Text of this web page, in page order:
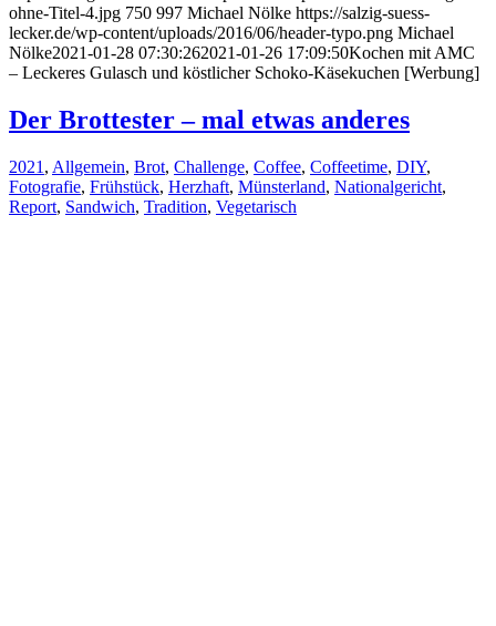
ohne-Titel-4.jpg 750 997 Michael Nölke https://salzig-suess-
lecker.de/wp-content/uploads/2016/06/header-typo.png Michael
Nölke2021-01-28 07:30:262021-01-26 17:09:50Kochen mit AMC
– Leckeres Gulasch und köstlicher Schoko-Käsekuchen [Werbung]
Der Brottester – mal etwas anderes
2021 , Allgemein, Brot, Challenge, Coffee, Coffeetime, DIY,
Fotografie, Frühstück, Herzhaft, Münsterland, Nationalgericht,
Report, Sandwich, Tradition, Vegetarisch